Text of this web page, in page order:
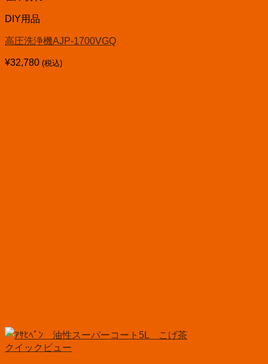
DIY用品
高圧洗浄機AJP-1700VGQ
¥32,780 (税込)
クイックビュー